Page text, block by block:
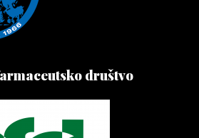
društvo